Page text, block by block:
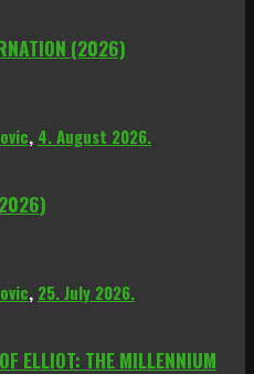
(2026)
, 4. August 2026.
, 25. July 2026.
ELLIOT: THE MILLENNIUM